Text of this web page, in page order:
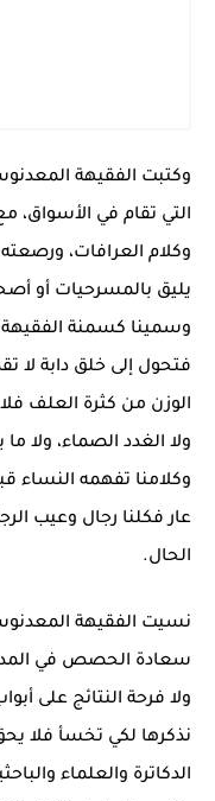
وكتبت الفقيهة
التي تقام في الأسواق،
وكلام العرافات،
يليق بالمسرحيات أو
وسمينا كسمنة
فتحول إلى خلق دابة لا
الوزن من كثرة العلف
ولا الغدد الصماء، ولا
وكلامنا تفهمه النساء
عار فكلنا رجال وعيب
الحال.
نسيت الفقيهة
سعادة الحصص في
ولا فرحة النتائج على
نذكرها لكي تخسأ فلا
الدكاترة والعلماء